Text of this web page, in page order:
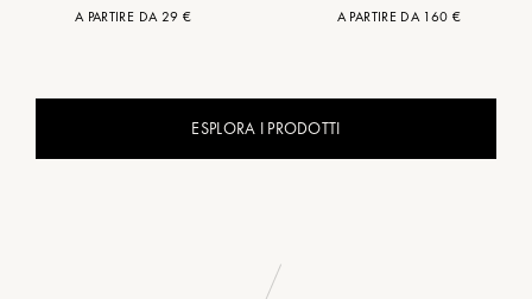
A PARTIRE DA 29 € A PARTIRE DA 160 €
ESPLORA I PRODOTTI